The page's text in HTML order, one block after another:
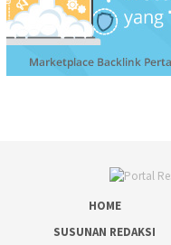
HOME
SUSUNAN REDAKSI